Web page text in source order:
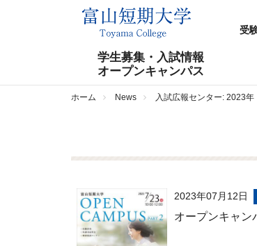
受
学生募集・入試情報
オープンキャンパス
ホーム News 入試広報センター: 2023年
2023年07月12日
オープンキャン